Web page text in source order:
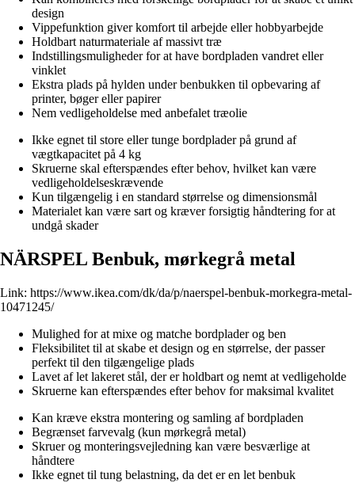
design
Vippefunktion giver komfort til arbejde eller hobbyarbejde
Holdbart naturmateriale af massivt træ
Indstillingsmuligheder for at have bordpladen vandret eller
vinklet
Ekstra plads på hylden under benbukken til opbevaring af
printer, bøger eller papirer
Nem vedligeholdelse med anbefalet træolie
Ikke egnet til store eller tunge bordplader på grund af
vægtkapacitet på 4 kg
Skruerne skal efterspændes efter behov, hvilket kan være
vedligeholdelseskrævende
Kun tilgængelig i en standard størrelse og dimensionsmål
Materialet kan være sart og kræver forsigtig håndtering for at
undgå skader
NÄRSPEL Benbuk, mørkegrå metal
Link: https://www.ikea.com/dk/da/p/naerspel-benbuk-morkegra-metal-
10471245/
Mulighed for at mixe og matche bordplader og ben
Fleksibilitet til at skabe et design og en størrelse, der passer
perfekt til den tilgængelige plads
Lavet af let lakeret stål, der er holdbart og nemt at vedligeholde
Skruerne kan efterspændes efter behov for maksimal kvalitet
Kan kræve ekstra montering og samling af bordpladen
Begrænset farvevalg (kun mørkegrå metal)
Skruer og monteringsvejledning kan være besværlige at
håndtere
Ikke egnet til tung belastning, da det er en let benbuk